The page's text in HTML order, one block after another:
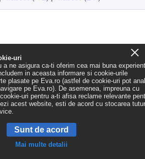
uri
a ne asigura ca-ti oferim cea mai buna
in aceasta informare si cookie-urile
plasate pe Eva.ro (astfel de cookie-uri pot
pe Eva.ro). De asemenea, impreuna cu
uri pentru a-ti afisa reclame relevante
acest website, esti de acord cu stocarea
Sunt de acord
Mai multe detalii